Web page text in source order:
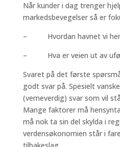
Når kunder i dag trenger
markedsbevegelser så er
– Hvordan havnet vi
– Hva er veien ut av
Svaret på det første
godt svar på. Spesielt
(verneverdig) svar som vil
Mange faktorer må
må nok ta sin del skylda i
verdensøkonomien står i